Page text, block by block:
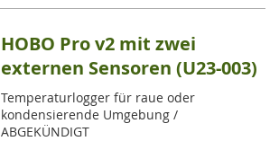
HOBO Pro v2 mit zwei
externen Sensoren (U23-003)
Temperaturlogger für raue oder
kondensierende Umgebung /
ABGEKÜNDIGT